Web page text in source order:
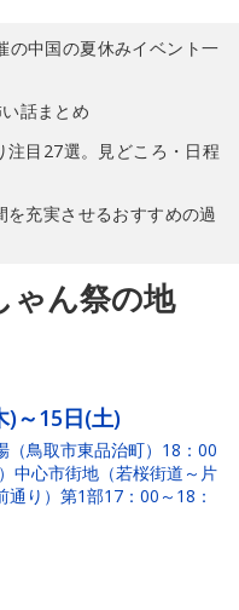
中国の夏休みイベント一
話まとめ
注目27選。見どころ・日程
を充実させるおすすめの過
ゃん祭の地
)～15日(土)
（鳥取市東品治町）18：00
中心市街地（若桜街道～片
り）第1部17：00～18：